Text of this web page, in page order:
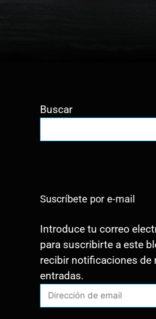
Buscar
Suscríbete por e-mail
Introduce tu correo
para suscribirte a este
recibir notificaciones de
entradas.
Dirección
de